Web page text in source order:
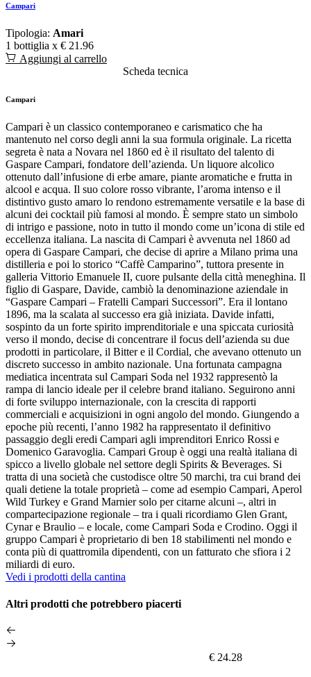
Campari
Tipologia: Amari
1 bottiglia x € 21.96
Aggiungi al carrello
Scheda tecnica
Campari
Campari è un classico contemporaneo e carismatico che ha
mantenuto nel corso degli anni la sua formula originale. La ricetta
segreta è nata a Novara nel 1860 ed è il risultato del talento di
Gaspare Campari, fondatore dell’azienda. Un liquore alcolico
ottenuto dall’infusione di erbe amare, piante aromatiche e frutta in
alcool e acqua. Il suo colore rosso vibrante, l’aroma intenso e il
distintivo gusto amaro lo rendono estremamente versatile e la base di
alcuni dei cocktail più famosi al mondo. È sempre stato un simbolo
di intrigo e passione, noto in tutto il mondo come un’icona di stile ed
eccellenza italiana. La nascita di Campari è avvenuta nel 1860 ad
opera di Gaspare Campari, che decise di aprire a Milano prima una
distilleria e poi lo storico “Caffè Camparino”, tuttora presente in
galleria Vittorio Emanuele II, cuore pulsante della città meneghina. Il
figlio di Gaspare, Davide, cambiò la denominazione aziendale in
“Gaspare Campari – Fratelli Campari Successori”. Era il lontano
1896, ma la scalata al successo era già iniziata. Davide infatti,
sospinto da un forte spirito imprenditoriale e una spiccata curiosità
verso il mondo, decise di concentrare il focus dell’azienda su due
prodotti in particolare, il Bitter e il Cordial, che avevano ottenuto un
discreto successo in ambito nazionale. Una fortunata campagna
mediatica incentrata sul Campari Soda nel 1932 rappresentò la
rampa di lancio ideale per il celebre brand italiano. Seguirono anni
di forte sviluppo internazionale, con la crescita di rapporti
commerciali e acquisizioni in ogni angolo del mondo. Giungendo a
epoche più recenti, l’anno 1982 ha rappresentato il definitivo
passaggio degli eredi Campari agli imprenditori Enrico Rossi e
Domenico Garavoglia. Campari Group è oggi una realtà italiana di
spicco a livello globale nel settore degli Spirits & Beverages. Si
tratta di una società che custodisce oltre 50 marchi, tra cui brand dei
quali detiene la totale proprietà – come ad esempio Campari, Aperol
Wild Turkey e Grand Marnier solo per citarne alcuni –, altri in
compartecipazione regionale – tra i quali ricordiamo Glen Grant,
Cynar e Braulio – e locale, come Campari Soda e Crodino. Oggi il
gruppo Campari è proprietario di ben 18 stabilimenti nel mondo e
conta più di quattromila dipendenti, con un fatturato che sfiora i 2
miliardi di euro.
Vedi i prodotti della cantina
Altri prodotti che potrebbero piacerti
€ 24.28